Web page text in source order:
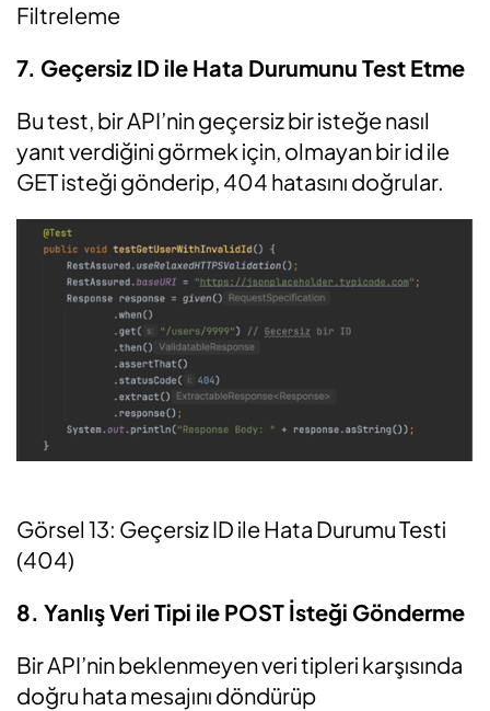
Filtreleme
7. Geçersiz ID ile Hata Durumunu Test Etme
Bu test, bir API’nin geçersiz bir isteğe nasıl
yanıt verdiğini görmek için, olmayan bir id ile
GET isteği gönderip, 404 hatasını doğrular.
Görsel 13: Geçersiz ID ile Hata Durumu Testi
(404)
8. Yanlış Veri Tipi ile POST İsteği Gönderme
Bir API’nin beklenmeyen veri tipleri karşısında
doğru hata mesajını döndürüp